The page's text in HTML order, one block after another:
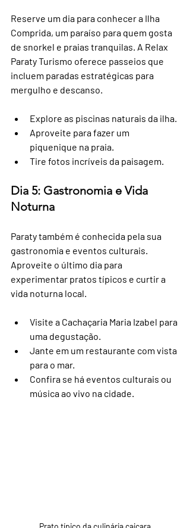
Reserve um dia para conhecer a Ilha
Comprida, um paraíso para quem gosta
de snorkel e praias tranquilas. A Relax
Paraty Turismo oferece passeios que
incluem paradas estratégicas para
mergulho e descanso.
Explore as piscinas naturais da ilha.
Aproveite para fazer um
piquenique na praia.
Tire fotos incríveis da paisagem.
Dia 5: Gastronomia e Vida
Noturna
Paraty também é conhecida pela sua
gastronomia e eventos culturais.
Aproveite o último dia para
experimentar pratos típicos e curtir a
vida noturna local.
Visite a Cachaçaria Maria Izabel para
uma degustação.
Jante em um restaurante com vista
para o mar.
Confira se há eventos culturais ou
música ao vivo na cidade.